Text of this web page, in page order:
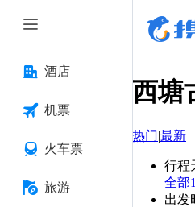
酒店
机票
火车票
旅游
西塘
热门|最新
行程
全部
出发